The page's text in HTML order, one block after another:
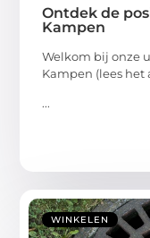
Ontdek de
Kampen
Welkom bij onze
Kampen (lees het
...
WINKELEN